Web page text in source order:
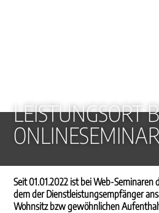
LEISTUNGSORT
Seit 01.01.2022 ist bei Web-Seminaren
dem der Dienstleistungsempfänger
Wohnsitz bzw gewöhnlichen